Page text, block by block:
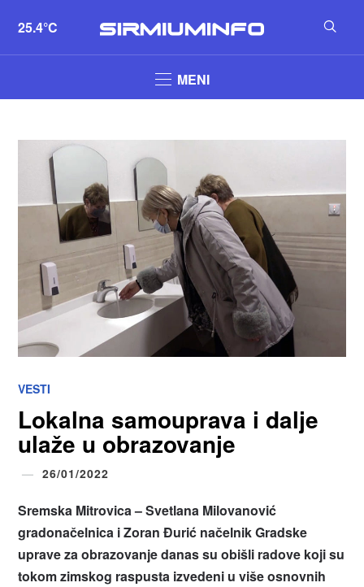
25.4°C
MENI
VESTI
Lokalna samouprava i dalje
ulaže u obrazovanje
26/01/2022
Sremska Mitrovica – Svetlana Milovanović
gradonačelnica i Zoran Đurić načelnik Gradske
uprave za obrazovanje danas su obišli radove koji su
tokom zimskog raspusta izvedeni u više osnovnih